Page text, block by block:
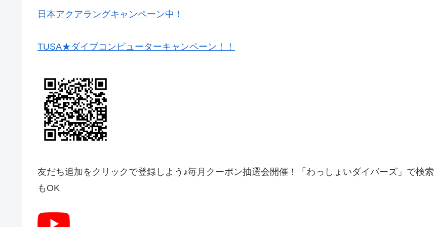
日本アクアラングキャンペーン中！
TUSA★ダイブコンピューターキャンペーン！！
友だち追加をクリックで登録しよう♪毎月クーポン抽選会開催！「わっしょいダイバーズ」で検索
もOK